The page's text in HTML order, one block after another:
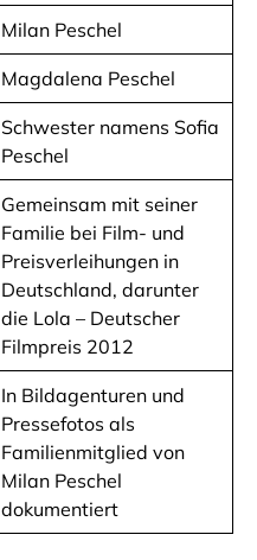
Milan Peschel
Magdalena Peschel
Schwester namens Sofia
Peschel
Gemeinsam mit seiner
Familie bei Film- und
Preisverleihungen in
Deutschland, darunter
die Lola – Deutscher
Filmpreis 2012
In Bildagenturen und
Pressefotos als
Familienmitglied von
Milan Peschel
dokumentiert